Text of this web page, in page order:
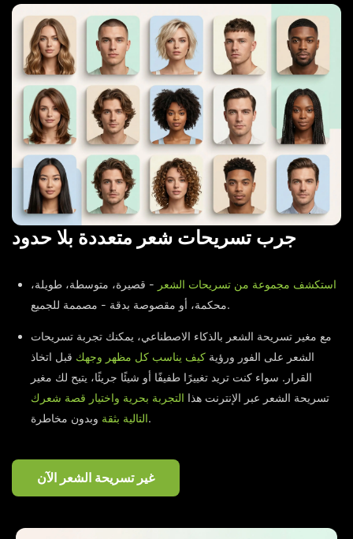
جرب تسريحات شعر متعددة بلا حدود
استكشف مجموعة من تسريحات الشعر - قصيرة، متوسطة، طويلة،
محكمة، أو مقصوصة بدقة - مصممة للجميع.
مع مغير تسريحة الشعر بالذكاء الاصطناعي، يمكنك تجربة تسريحات
الشعر على الفور ورؤية كيف يناسب كل مظهر وجهك قبل اتخاذ
القرار. سواء كنت تريد تغييرًا طفيفًا أو شيئًا جريئًا، يتيح لك مغير
تسريحة الشعر عبر الإنترنت هذا التجربة بحرية واختيار قصة شعرك
التالية بثقةوبدون مخاطرة.
غير تسريحة الشعر الآن